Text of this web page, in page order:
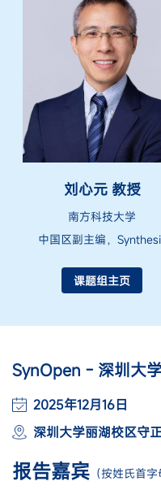
刘心元 教授
南方科技大学
中国区副主编，
课题组主页
SynOpen - 深圳大
2025年12月16日
深圳大学丽湖校区守
报告嘉宾 （按姓氏首字